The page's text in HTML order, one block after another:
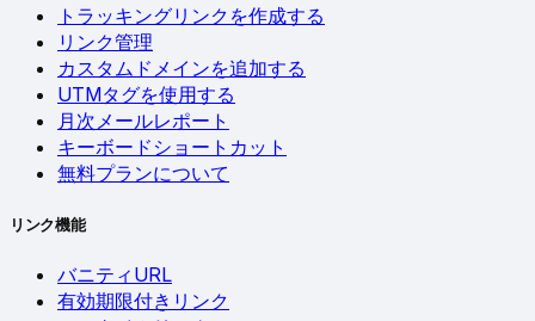
トラッキングリンクを作成する
リンク管理
カスタムドメインを追加する
UTMタグを使用する
月次メールレポート
キーボードショートカット
無料プランについて
リンク機能
バニティURL
有効期限付きリンク